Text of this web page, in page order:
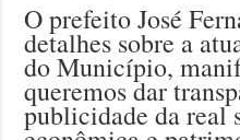
O prefeito José
detalhes sobre a
do Município,
queremos dar
publicidade da real